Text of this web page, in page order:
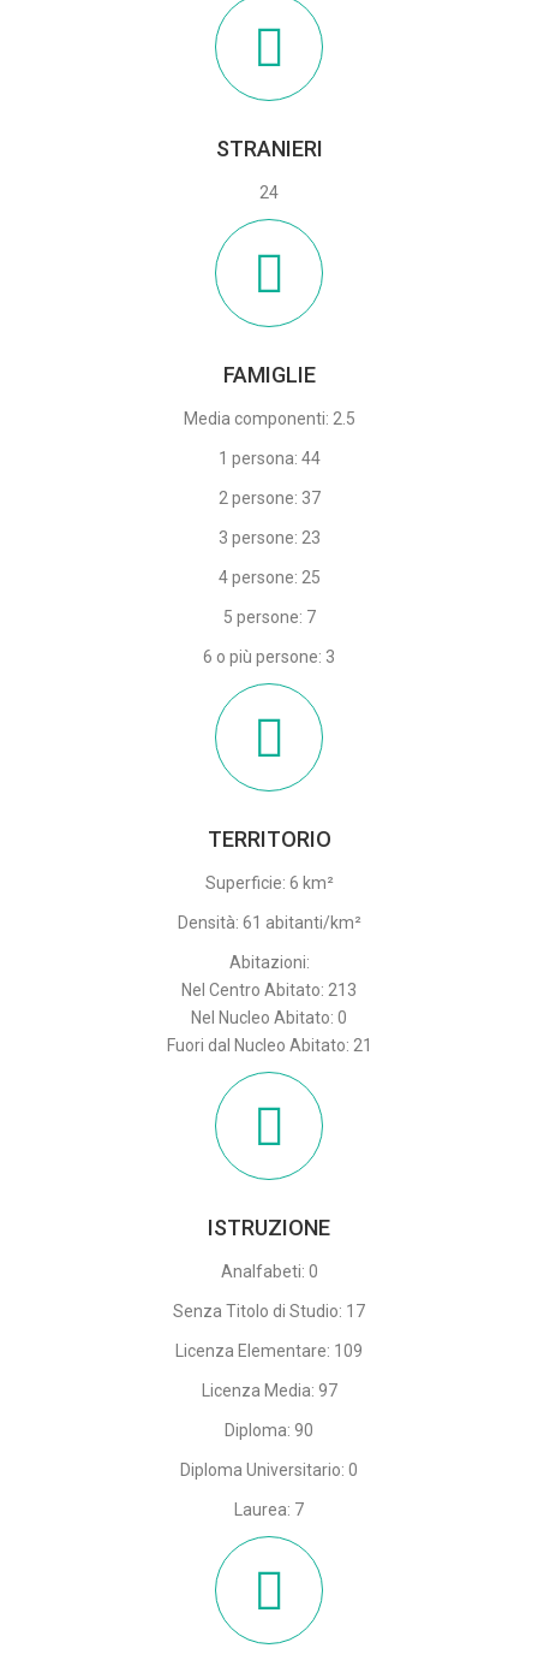
STRANIERI
24
FAMIGLIE
Media componenti: 2.5
1 persona: 44
2 persone: 37
3 persone: 23
4 persone: 25
5 persone: 7
6 o più persone: 3
TERRITORIO
Superficie: 6 km²
Densità: 61 abitanti/km²
Abitazioni:
Nel Centro Abitato: 213
Nel Nucleo Abitato: 0
Fuori dal Nucleo Abitato: 21
ISTRUZIONE
Analfabeti: 0
Senza Titolo di Studio: 17
Licenza Elementare: 109
Licenza Media: 97
Diploma: 90
Diploma Universitario: 0
Laurea: 7